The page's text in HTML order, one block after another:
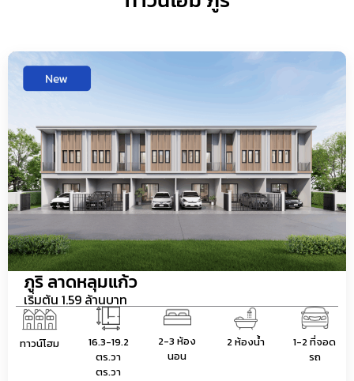
ภูริ ลาดหลุมแก้ว
เริ่มต้น 1.59 ล้านบาท
ทาวน์โฮม
16.3-19.2
ตร.วา
ตร.วา
2-3 ห้อง
นอน
2 ห้องน้ำ
1-2 ที่จอด
รถ